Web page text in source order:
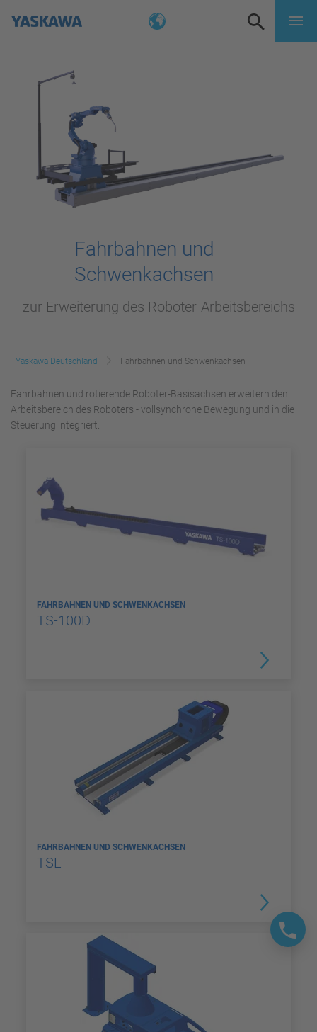
Fahrbahnen und
Schwenkachsen
zur Erweiterung des Roboter-Arbeitsbereichs
Yaskawa Deutschland Fahrbahnen und Schwenkachsen
Fahrbahnen und rotierende Roboter-Basisachsen erweitern den
Arbeitsbereich des Roboters - vollsynchrone Bewegung und in die
Steuerung integriert.
FAHRBAHNEN UND SCHWENKACHSEN
TS-100D
FAHRBAHNEN UND SCHWENKACHSEN
TSL